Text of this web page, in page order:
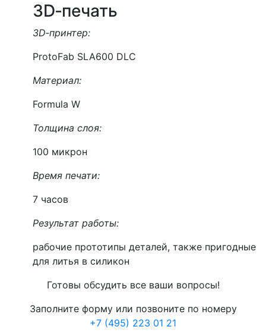
3D‑печать
3D‑принтер:
ProtoFab SLA600 DLC
Материал:
Formula W
Толщина слоя:
100 микрон
Время печати:
7 часов
Результат работы:
рабочие прототипы деталей, также пригодные
для литья в силикон
Готовы обсудить все ваши вопросы!
Заполните форму или позвоните по номеру
+7 (495) 223 01 21